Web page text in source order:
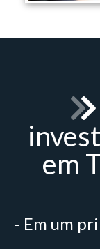
em
- Em um